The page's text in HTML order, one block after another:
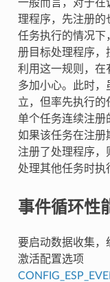
一般而言，对于在
理程序，先注册
任务执行的情况下
册目标处理程序，
利用这一规则，在
多加小心。此时，
立，但率先执行的
单个任务连续注册
如果该任务在注册
注册了处理程序，
处理其他任务时执
事件循环性
要启动数据收集，
激活配置选项